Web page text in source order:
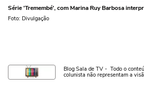
Série 'Tremembé', com Marina Ruy Barbosa
Foto: Divulgação
Blog Sala de TV - Todo o
colunista não representam a